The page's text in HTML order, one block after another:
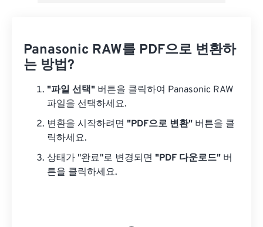
Panasonic RAW를 PDF으로 변환하
는 방법?
"파일 선택" 버튼을 클릭하여 Panasonic RAW
파일을 선택하세요.
변환을 시작하려면 "PDF으로 변환" 버튼을 클
릭하세요.
상태가 "완료"로 변경되면 "PDF 다운로드" 버
튼을 클릭하세요.